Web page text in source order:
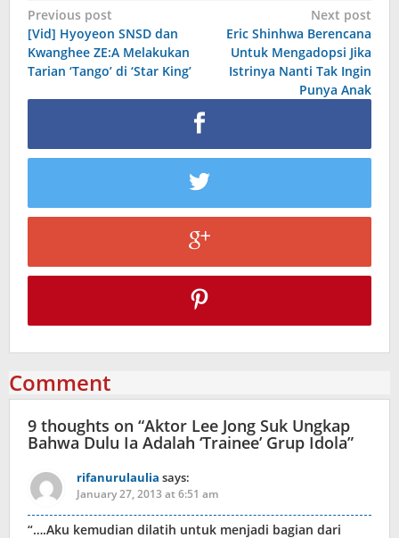
Post
navigation
Previous post
[Vid] Hyoyeon SNSD dan
Kwanghee ZE:A Melakukan
Tarian ‘Tango’ di ‘Star King’
Next post
Eric Shinhwa Berencana
Untuk Mengadopsi Jika
Istrinya Nanti Tak Ingin
Punya Anak
Comment
9 thoughts on “Aktor Lee Jong Suk Ungkap
Bahwa Dulu Ia Adalah ‘Trainee’ Grup Idola”
rifanurulaulia says:
January 27, 2013 at 6:51 am
“….Aku kemudian dilatih untuk menjadi bagian dari